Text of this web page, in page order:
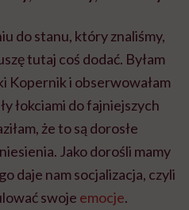
do stanu, który znaliśmy,
tutaj coś dodać. Byłam
Kopernik i obserwowałam
łokciami do fajniejszych
że to są dorosłe
Jako dorośli mamy
daje nam socjalizacja, czyli
swoje emocje.